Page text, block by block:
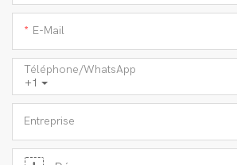
E-Mail
+1
Téléphone/WhatsApp
Entreprise